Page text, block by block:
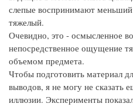
слепые воспринимают меньший
тяжелый.
Очевидно, это - осмысленное
непосредственное ощущение
объемом предмета.
Чтобы подготовить материал
выводов, я не могу не сказать
иллюзии. Эксперименты